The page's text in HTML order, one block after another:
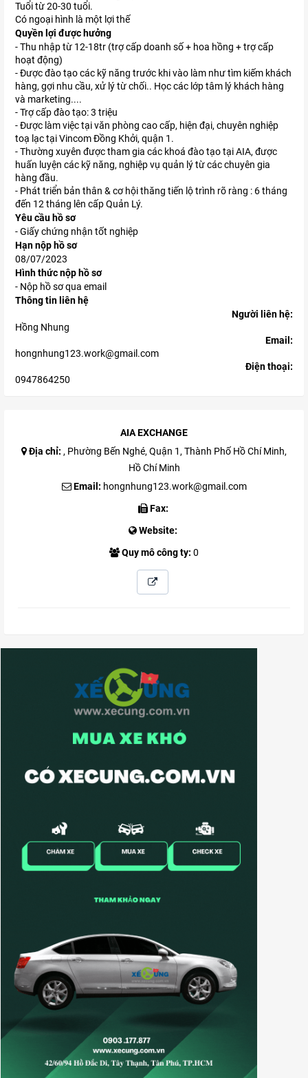
Tuổi từ 20-30 tuổi.
Có ngoại hình là một lợi thế
Quyền lợi được hưởng
- Thu nhập từ 12-18tr (trợ cấp doanh số + hoa hồng + trợ cấp
hoạt động)
- Được đào tạo các kỹ năng trước khi vào làm như tìm kiếm khách
hàng, gợi nhu cầu, xử lý từ chối.. Học các lớp tâm lý khách hàng
và marketing....
- Trợ cấp đào tạo: 3 triệu
- Được làm việc tại văn phòng cao cấp, hiện đại, chuyên nghiệp
toạ lạc tại Vincom Đồng Khởi, quận 1.
- Thường xuyên được tham gia các khoá đào tạo tại AIA, được
huấn luyện các kỹ năng, nghiệp vụ quản lý từ các chuyên gia
hàng đầu.
- Phát triển bản thân & cơ hội thăng tiến lộ trình rõ ràng : 6 tháng
đến 12 tháng lên cấp Quản Lý.
Yêu cầu hồ sơ
- Giấy chứng nhận tốt nghiệp
Hạn nộp hồ sơ
08/07/2023
Hình thức nộp hồ sơ
- Nộp hồ sơ qua email
Thông tin liên hệ
Người liên hệ:
Hồng Nhung
Email:
hongnhung123.work@gmail.com
Điện thoại:
0947864250
AIA EXCHANGE
Địa chỉ: , Phường Bến Nghé, Quận 1, Thành Phố Hồ Chí Minh,
Hồ Chí Minh
Email: hongnhung123.work@gmail.com
Fax:
Website:
Quy mô công ty: 0